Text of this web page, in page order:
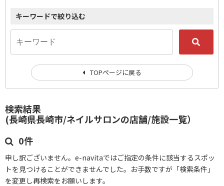
検索結果
(長崎県長崎市/ネイルサロンの店舗/施設一覧）
0件
申し訳ございません。e-navitaではご指定の条件に該当するスポッ
トを見つけることができませんでした。お手数ですが「検索条件」
を変更し再検索をお願いします。
キーワードで絞り込む
TOPページに戻る